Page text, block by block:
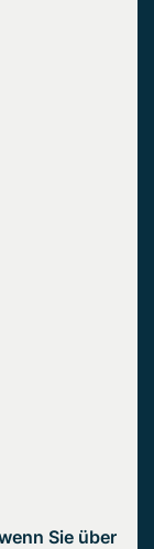
Sie über